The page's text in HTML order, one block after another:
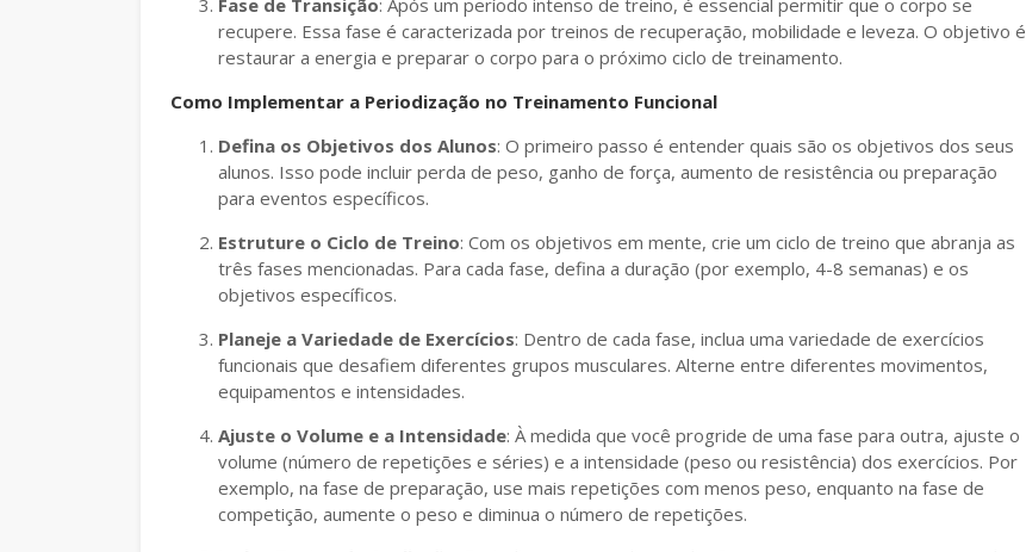
Fase de Transição: Após um período intenso de treino, é essencial permitir que o corpo se
recupere. Essa fase é caracterizada por treinos de recuperação, mobilidade e leveza. O objetivo é
restaurar a energia e preparar o corpo para o próximo ciclo de treinamento.
Como Implementar a Periodização no Treinamento Funcional
Defina os Objetivos dos Alunos: O primeiro passo é entender quais são os objetivos dos seus
alunos. Isso pode incluir perda de peso, ganho de força, aumento de resistência ou preparação
para eventos específicos.
Estruture o Ciclo de Treino: Com os objetivos em mente, crie um ciclo de treino que abranja as
três fases mencionadas. Para cada fase, defina a duração (por exemplo, 4-8 semanas) e os
objetivos específicos.
Planeje a Variedade de Exercícios: Dentro de cada fase, inclua uma variedade de exercícios
funcionais que desafiem diferentes grupos musculares. Alterne entre diferentes movimentos,
equipamentos e intensidades.
Ajuste o Volume e a Intensidade: À medida que você progride de uma fase para outra, ajuste o
volume (número de repetições e séries) e a intensidade (peso ou resistência) dos exercícios. Por
exemplo, na fase de preparação, use mais repetições com menos peso, enquanto na fase de
competição, aumente o peso e diminua o número de repetições.